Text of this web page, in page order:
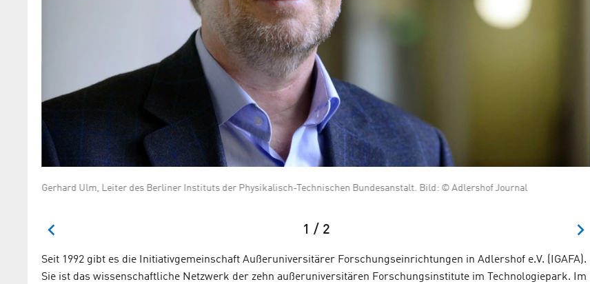
Gerhard Ulm, Leiter des Berliner Instituts der Physikalisch-Technischen Bundesanstalt. Bild: © Adlershof Journal
1 / 2
Seit 1992 gibt es die Initiativgemeinschaft Außeruniversitärer Forschungseinrichtungen in Adlershof e.V. (IGAFA).
Sie ist das wissenschaftliche Netzwerk der zehn außeruniversitären Forschungsinstitute im Technologiepark. Im